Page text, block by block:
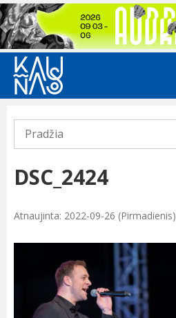
Previous
Pradžia
DSC_2424
Atnaujinta: 2022-09-26 (Pirmadienis)